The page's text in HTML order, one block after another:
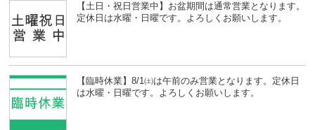
【土日・祝日営業中】お盆期間は通常営業となります。
定休日は水曜・日曜です。よろしくお願いします。
【臨時休業】8/1㈯は午前のみ営業となります。定休日
は水曜・日曜です。よろしくお願いします。